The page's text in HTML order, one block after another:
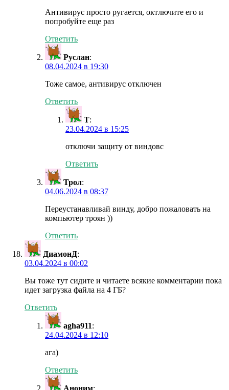
Антивирус просто ругается, октлючите его и
попробуйте еще раз
Ответить
Руслан:
08.04.2024 в 19:30
Тоже самое, антивирус отключен
Ответить
Т:
23.04.2024 в 15:25
отключи защиту от виндовс
Ответить
Трол:
04.06.2024 в 08:37
Переустанавливай винду, добро пожаловать на
компьютер троян ))
Ответить
ДиамонД:
03.04.2024 в 00:02
Вы тоже тут сидите и читаете всякие комментарии пока
идет загрузка файла на 4 ГБ?
Ответить
agha911:
24.04.2024 в 12:10
ага)
Ответить